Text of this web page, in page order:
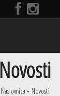
Novosti
Naslovnica Novosti